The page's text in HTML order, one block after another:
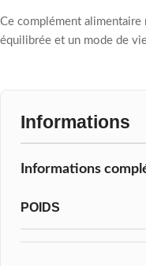
Ce complément alimentaire
équilibrée et un mode de
Informations
Informations
POIDS